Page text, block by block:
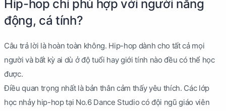
Hip-hop chỉ phù hợp với người năng
động, cá tính?
Câu trả lời là hoàn toàn không. Hip-hop dành cho tất cả mọi
người và bất kỳ ai dù ở độ tuổi hay giới tính nào đều có thể học
được.
Điều quan trọng nhất là bản thân cảm thấy yêu thích. Các lớp
học nhảy hip-hop tại No.6 Dance Studio có đội ngũ giáo viên